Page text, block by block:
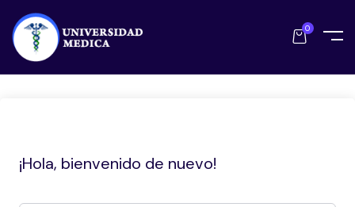
0
¡Hola, bienvenido de nuevo!